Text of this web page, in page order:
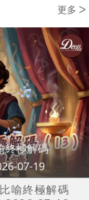
更多 ᐳ
終極解碼
07-19
喻終極解碼